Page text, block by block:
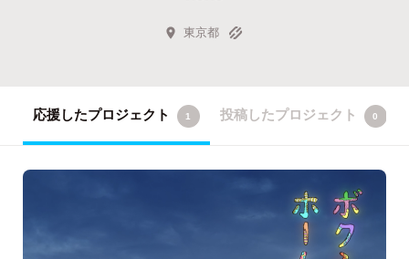
東京都
応援したプロジェクト 1 投稿したプロジェクト 0